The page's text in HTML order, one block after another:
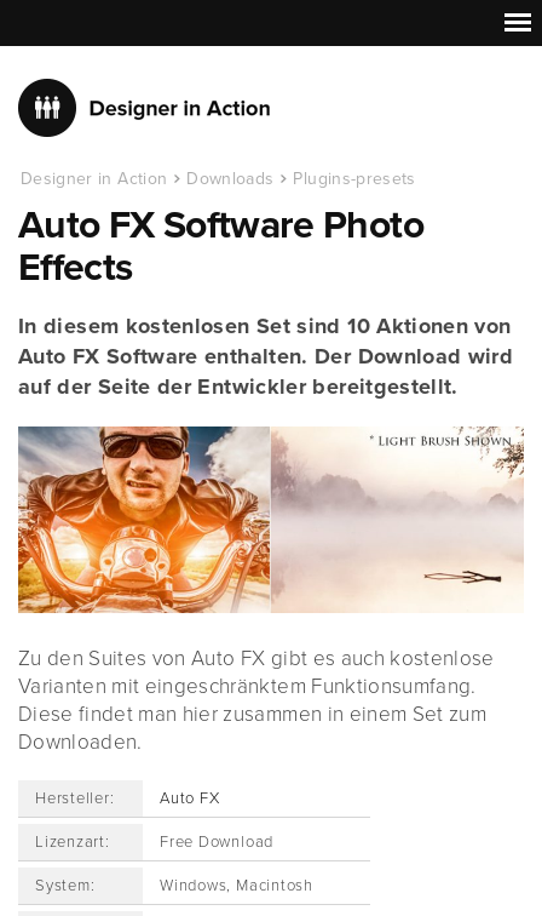
Designer in Action Downloads Plugins-presets
Auto FX Software Photo
Effects
In diesem kostenlosen Set sind 10 Aktionen von
Auto FX Software enthalten. Der Download wird
auf der Seite der Entwickler bereitgestellt.
Zu den Suites von Auto FX gibt es auch kostenlose
Varianten mit eingeschränktem Funktionsumfang.
Diese findet man hier zusammen in einem Set zum
Downloaden.
Hersteller: Auto FX
Lizenzart: Free Download
System: Windows, Macintosh